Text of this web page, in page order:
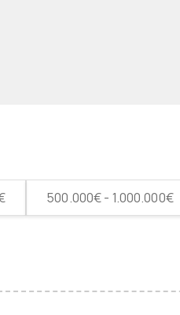
500.000€ - 1.000.000€